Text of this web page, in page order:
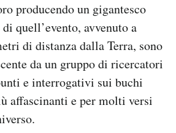
producendo un gigantesco
quell’evento, avvenuto a
di distanza dalla Terra, sono
da un gruppo di ricercatori
e interrogativi sui buchi
affascinanti e per molti versi